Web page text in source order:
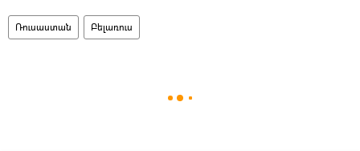
Ռուսաստան Բելառուս